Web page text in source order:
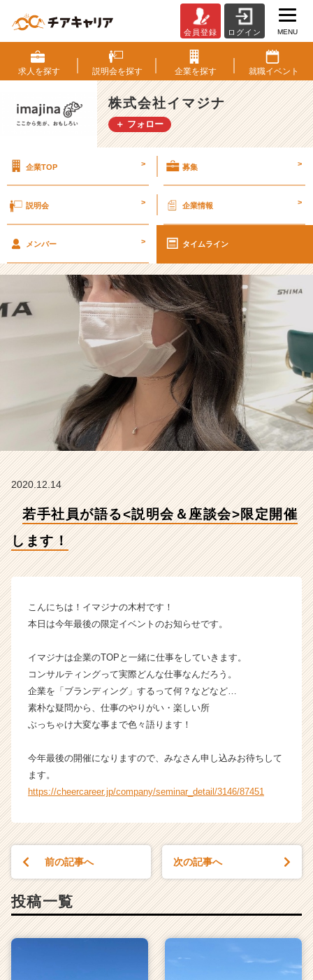
手
社
員
が
語
る
会
談
限
定
開
催
し
ま
す！
【株
会
社
マ
タ
イ
ベ
ン
ャ
ー・
長
企
業
ら
カ
届
イ
ト
会員登録 ログイン MENU
求人を探す 説明会を探す 企業を探す 就職イベント
株式会社イマジナ
＋ フォロー
企業TOP > 募集 >
説明会 > 企業情報 >
メンバー > タイムライン
2020.12.14
若手社員が語る<説明会＆座談会>限定開催
します！
こんにちは！イマジナの木村です！
本日は今年最後の限定イベントのお知らせです。
イマジナは企業のTOPと一緒に仕事をしていきます。
コンサルティングって実際どんな仕事なんだろう。
企業を「ブランディング」するって何？などなど…
素朴な疑問から、仕事のやりがい・楽しい所
ぶっちゃけ大変な事まで色々語ります！
今年最後の開催になりますので、みなさん申し込みお待ちして
ます。
https://cheercareer.jp/company/seminar_detail/3146/87451
前の記事へ 次の記事へ
投稿一覧